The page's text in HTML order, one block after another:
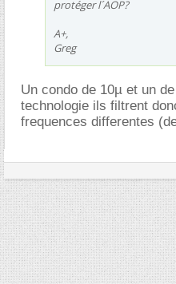
protéger l´AOP?
A+,
Greg
Un condo de 10µ et un
technologie ils filtrent
frequences differentes